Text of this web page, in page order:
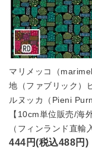
マリメッコ（
地（ファブリック）
ルヌッカ（Pieni
【10cm単位販売/海
（フィンランド直輸
444円(税込488円)